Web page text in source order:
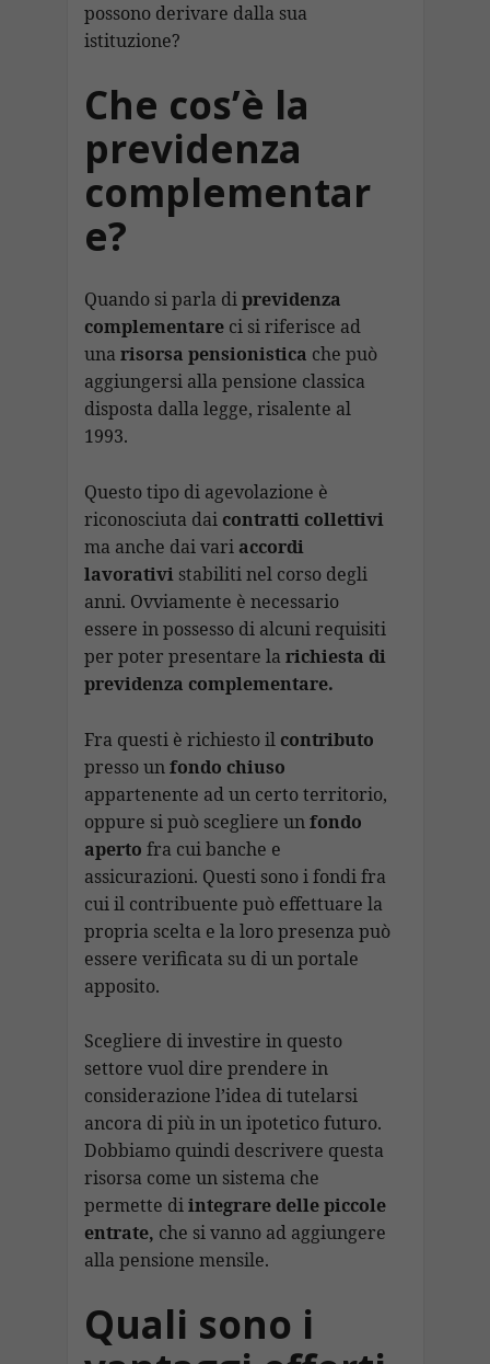
possono derivare dalla sua
istituzione?
Che cos’è la
previdenza
complementar
e?
Quando si parla diprevidenza
complementareci si riferisce ad
unarisorsa pensionistica che può
aggiungersi alla pensione classica
disposta dalla legge, risalente al
1993.
Questo tipo di agevolazione è
riconosciuta dai contratti collettivi
ma anche dai vari accordi
lavorativi stabiliti nel corso degli
anni. Ovviamente è necessario
essere in possesso di alcuni requisiti
per poter presentare larichiesta di
previdenza complementare.
Fra questi è richiesto il contributo
presso unfondo chiuso
appartenente ad un certo territorio,
oppure si può scegliere unfondo
aperto fra cui banche e
assicurazioni. Questi sono i fondi fra
cui il contribuente può effettuare la
propria scelta e la loro presenza può
essere verificata su di un portale
apposito.
Scegliere di investire in questo
settore vuol dire prendere in
considerazione l’idea di tutelarsi
ancora di più in un ipotetico futuro.
Dobbiamo quindi descrivere questa
risorsa come un sistema che
permette diintegrare delle piccole
entrate, che si vanno ad aggiungere
alla pensione mensile.
Quali sono i